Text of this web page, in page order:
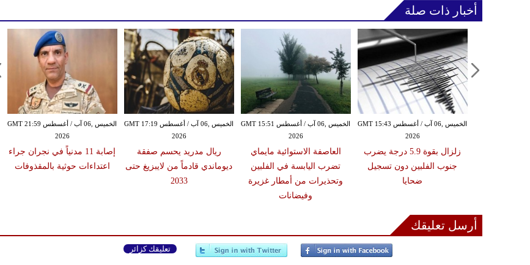
أخبار ذات صلة
الخميس ,06 آب / أغسطس GMT 21:59
2026
إصابة 11 مدنياً في نجران جراء
اعتداءات حوثية بالمقذوفات
الخميس ,06 آب / أغسطس GMT 17:19
2026
ريال مدريد يحسم صفقة
ديوماندي قادماً من لايبزيغ حتى
2033
الخميس ,06 آب / أغسطس GMT 15:51
2026
العاصفة الاستوائية مايماي
تضرب اليابسة في الفلبين
وتحذيرات من أمطار غزيرة
وفيضانات
الخميس ,06 آب / أغسطس GMT 15:43
2026
زلزال بقوة 5.9 درجة يضرب
جنوب الفلبين دون تسجيل
ضحايا
أرسل تعليقك
تعليقك كزائر